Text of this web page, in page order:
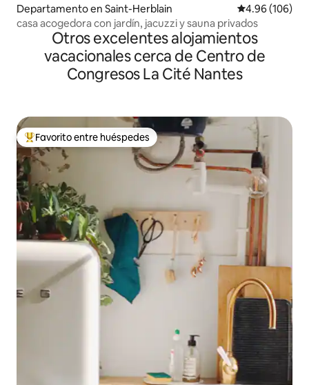
Departamento en Saint-Herblain Calificación
4.96 (106)
casa acogedora con jardín, jacuzzi y sauna privados
Otros excelentes alojamientos
vacacionales cerca de Centro de
Congresos La Cité Nantes
De los mejores en Favorito entre huéspedes
Favorito entre huéspedes